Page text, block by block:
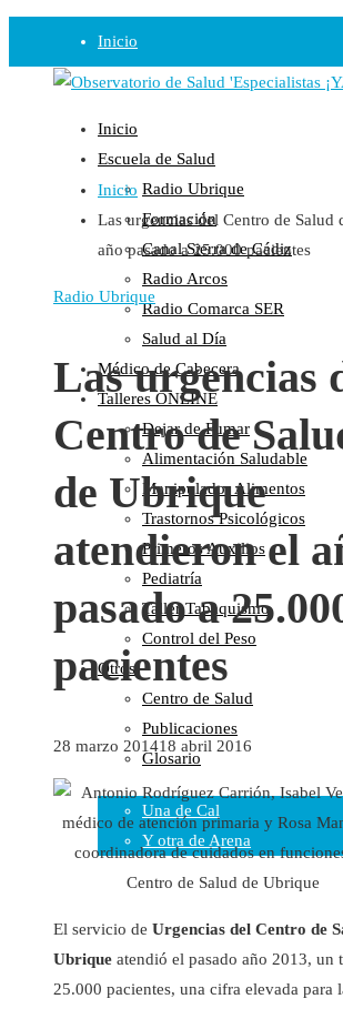
Inicio
Observatorio
Opinión
Radio
Guadalinfo Salud
Radio Guadalete
COPE Pontevedra
Salud en Radio Ubrique
Salud en Verano
Plataforma
Manifiestos
Comunicados
En nuestra Web
Colaboraciones
Cartas al Director
Medios de Comunicación
Otros
Vídeos
Audio
Cara Oscura Sanidad
Humor
Cal y Arena
Una de Cal
Y otra de Arena
Noticias Sanitarias
Enlaces
Newsletter
Inicio
Escuela de Salud
Radio Ubrique
Formación
Canal Sierra de Cádiz
Radio Arcos
Radio Comarca SER
Salud al Día
Médico de Cabecera
Talleres ONLINE
Dejar de Fumar
Alimentación Saludable
Manipulador Alimentos
Trastornos Psicológicos
Primeros Auxilios
Pediatría
Taller Tabaquismo
Control del Peso
Otros
Centro de Salud
Publicaciones
Glosario
Inicio
Las urgencias del Centro de Salud
año pasado a 25.000 pacientes
Radio Ubrique
Las urgencias
Centro de
de Ubrique
atendieron el
pasado a
pacientes
28 marzo 201418 abril 2016
El servicio de Urgencias del Centro de
Ubrique atendió el pasado año 2013, un
25.000 pacientes, una cifra elevada para